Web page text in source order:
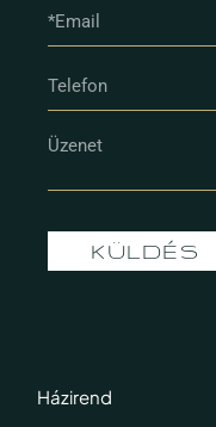
KÜLDÉS
Házirend